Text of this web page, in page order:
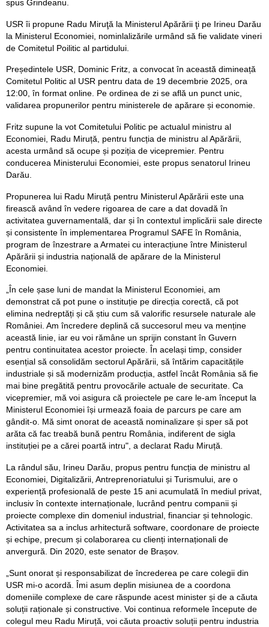
spus Grindeanu.
USR îi propune Radu Miruţă la Ministerul Apărării ţi pe Irineu Darău
la Ministerul Economiei, nominlalizările urmând să fie validate vineri
de Comitetul Poilitic al partidului.
Președintele USR, Dominic Fritz, a convocat în această dimineață
Comitetul Politic al USR pentru data de 19 decembrie 2025, ora
12:00, în format online. Pe ordinea de zi se află un punct unic,
validarea propunerilor pentru ministerele de apărare și economie.
Fritz supune la vot Comitetului Politic pe actualul ministru al
Economiei, Radu Miruță, pentru funcția de ministru al Apărării,
acesta urmând să ocupe și poziția de vicepremier. Pentru
conducerea Ministerului Economiei, este propus senatorul Irineu
Darău.
Propunerea lui Radu Miruță pentru Ministerul Apărării este una
firească având în vedere rigoarea de care a dat dovadă în
activitatea guvernamentală, dar și în contextul implicării sale directe
și consistente în implementarea Programul SAFE în România,
program de înzestrare a Armatei cu interacțiune între Ministerul
Apărării și industria națională de apărare de la Ministerul
Economiei.
„În cele șase luni de mandat la Ministerul Economiei, am
demonstrat că pot pune o instituție pe direcția corectă, că pot
elimina nedreptăți și că știu cum să valorific resursele naturale ale
României. Am încredere deplină că succesorul meu va menține
această linie, iar eu voi rămâne un sprijin constant în Guvern
pentru continuitatea acestor proiecte. În același timp, consider
esențial să consolidăm sectorul Apărării, să întărim capacitățile
industriale și să modernizăm producția, astfel încât România să fie
mai bine pregătită pentru provocările actuale de securitate. Ca
vicepremier, mă voi asigura că proiectele pe care le-am început la
Ministerul Economiei își urmează foaia de parcurs pe care am
gândit-o. Mă simt onorat de această nominalizare și sper să pot
arăta că fac treabă bună pentru România, indiferent de sigla
instituției pe a cărei poartă intru", a declarat Radu Miruță.
La rândul său, Irineu Darău, propus pentru funcția de ministru al
Economiei, Digitalizării, Antreprenoriatului și Turismului, are o
experiență profesională de peste 15 ani acumulată în mediul privat,
inclusiv în contexte internaționale, lucrând pentru companii și
proiecte complexe din domeniul industrial, financiar și tehnologic.
Activitatea sa a inclus arhitectură software, coordonare de proiecte
și echipe, precum și colaborarea cu clienți internaționali de
anvergură. Din 2020, este senator de Brașov.
„Sunt onorat și responsabilizat de încrederea pe care colegii din
USR mi-o acordă. Îmi asum deplin misiunea de a coordona
domeniile complexe de care răspunde acest minister și de a căuta
soluții raționale și constructive. Voi continua reformele începute de
colegul meu Radu Miruță, voi căuta proactiv soluții pentru industria